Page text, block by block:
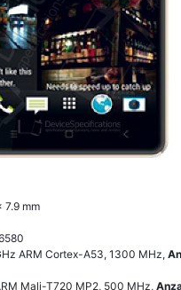
7.9 mm
АRМ Соrtех-А53, 1300 MHz,
Mali-T720 MP2, 500 MHz,